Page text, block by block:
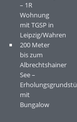
– 1R
Wohnung
mit TGSP in
Leipzig/Wahren
200 Meter
bis zum
Albrechtshainer
See –
mit
Bungalow